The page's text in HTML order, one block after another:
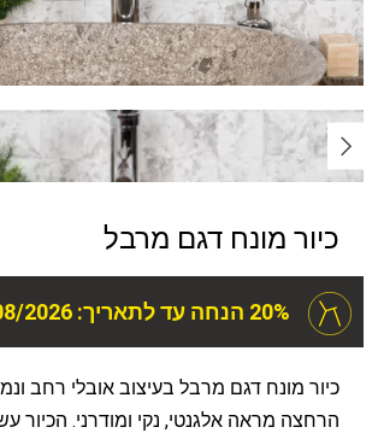
כיור מונח דגם מרבל
20% הנחה עד לתאריך: 31/08/2026
כיור מונח דגם מרבל בעיצוב אובלי רחב
הרחצה מראה אלגנטי, נקי ומודרני. הכיור